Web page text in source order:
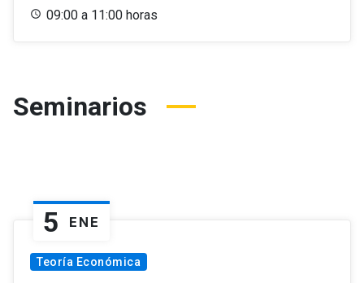
09:00 a 11:00 horas
Seminarios
5 ENE
Teoría Económica